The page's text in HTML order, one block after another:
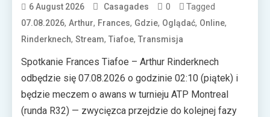
6 August 2026 Casagades 0 Tagged
07.08.2026,Arthur, Frances, Gdzie, Oglądać, Online,
Rinderknech,Stream,Tiafoe,Transmisja
Spotkanie Frances Tiafoe – Arthur Rinderknech
odbędzie się 07.08.2026 o godzinie 02:10 (piątek) i
będzie meczem o awans w turnieju ATP Montreal
(runda R32) — zwycięzca przejdzie do kolejnej fazy